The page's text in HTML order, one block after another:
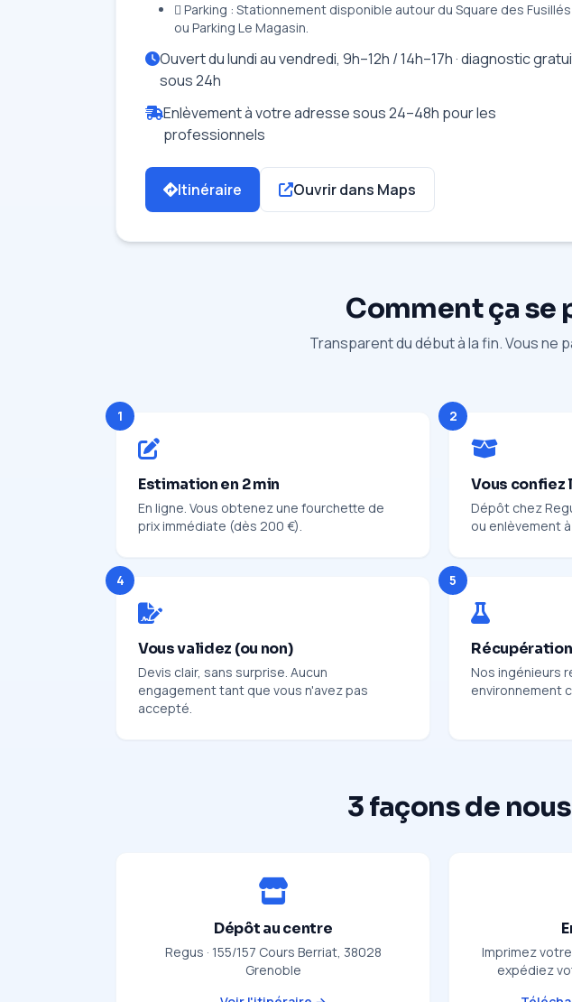
 Parking : Stationnement disponible autour du Square des Fusillés
ou Parking Le Magasin.
Ouvert du lundi au vendredi, 9h–12h / 14h–17h · diagnostic
sous 24h
Enlèvement à votre adresse sous 24–48h pour les
professionnels
Itinéraire Ouvrir dans Maps
Comment ça se
Transparent du début à la fin. Vous
1
Estimation en 2 min
En ligne. Vous obtenez une fourchette de
prix immédiate (dès 200 €).
2
Vous confiez
Dépôt chez
ou enlèvement
4
Vous validez (ou non)
Devis clair, sans surprise. Aucun
engagement tant que vous n'avez pas
accepté.
5
Récupération
Nos ingénieurs
environnement
3 façons de
Dépôt au centre
Regus · 155/157 Cours Berriat, 38028
Grenoble
Imprimez
expédiez